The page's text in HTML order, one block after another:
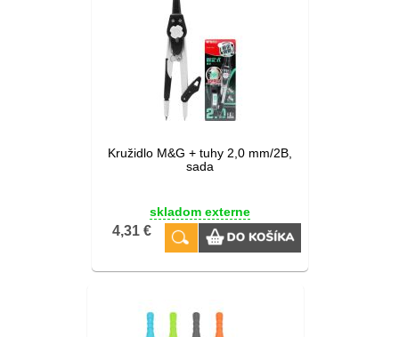
Kružidlo M&G + tuhy 2,0 mm/2B,
sada
skladom externe
4,31 €